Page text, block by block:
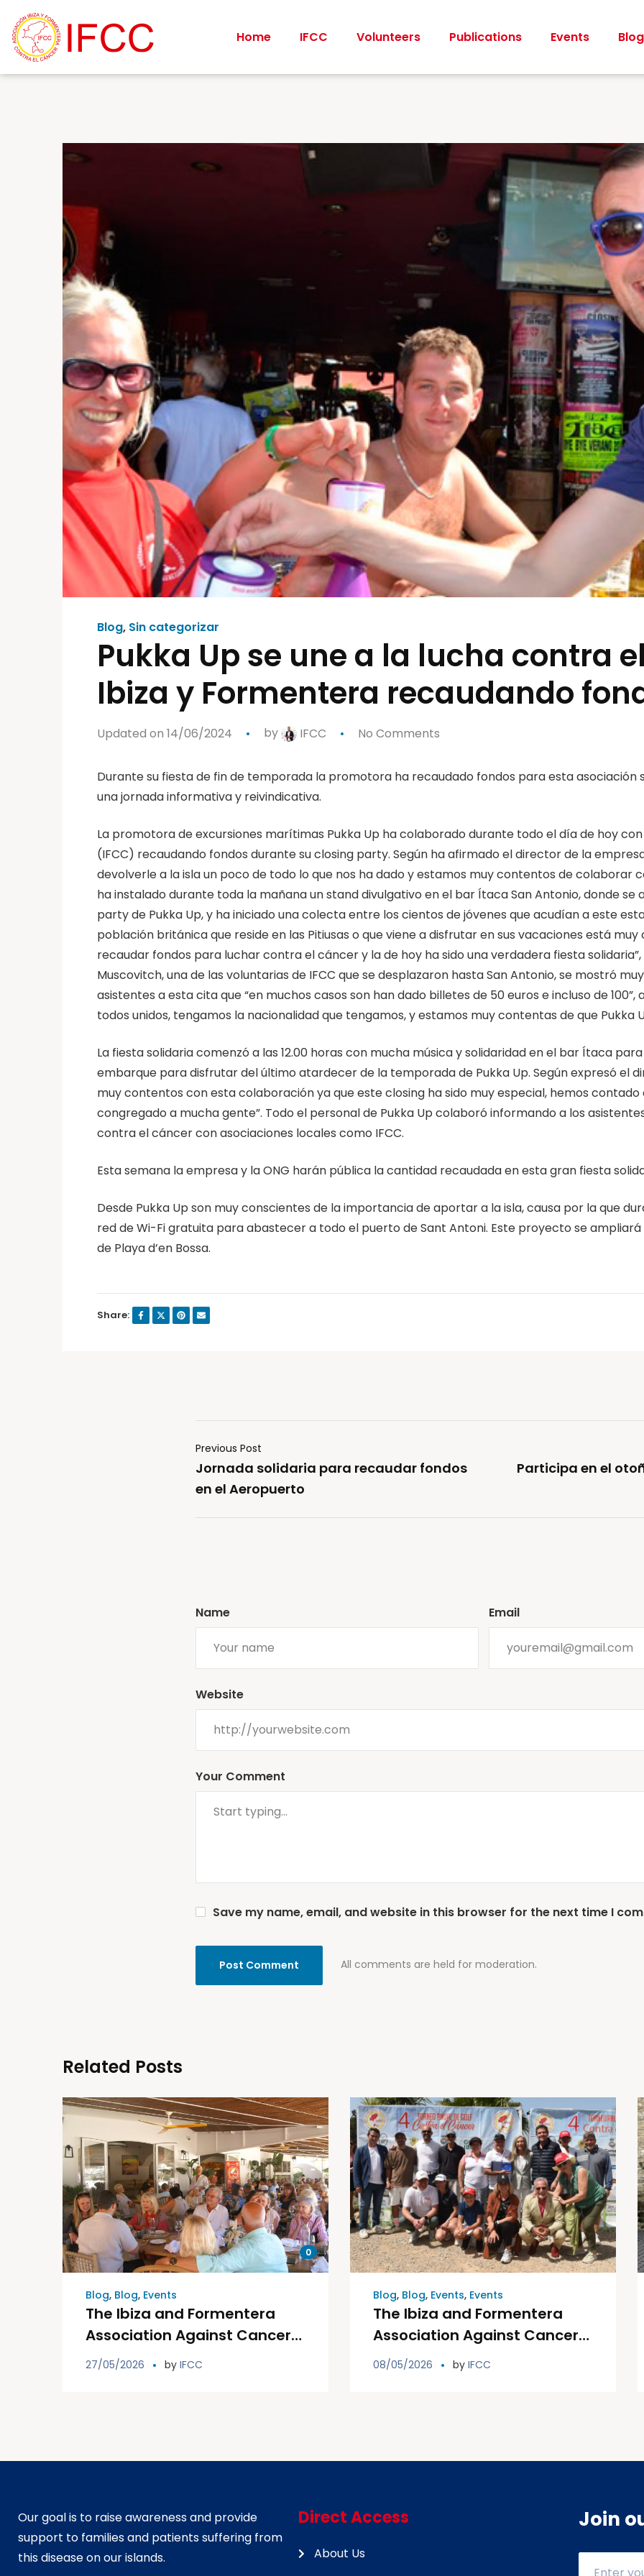
Home IFCC Volunteers Publications Events Blog
Blog, Sin categorizar
Pukka Up se une a la lucha contra
Ibiza y Formentera recaudando
Updated on 14/06/2024 by IFCC No Comments
Durante su fiesta de fin de temporada la promotora ha recaudado fondos para esta asociación
una jornada informativa y reivindicativa.
La promotora de excursiones marítimas Pukka Up ha colaborado durante todo el día de hoy
(IFCC) recaudando fondos durante su closing party. Según ha afirmado el director de la
devolverle a la isla un poco de todo lo que nos ha dado y estamos muy contentos de colaborar
ha instalado durante toda la mañana un stand divulgativo en el bar Ítaca San Antonio, donde
party de Pukka Up, y ha iniciado una colecta entre los cientos de jóvenes que acudían a este
población británica que reside en las Pitiusas o que viene a disfrutar en sus vacaciones está
recaudar fondos para luchar contra el cáncer y la de hoy ha sido una verdadera fiesta
Muscovitch, una de las voluntarias de IFCC que se desplazaron hasta San Antonio, se mostró
asistentes a esta cita que “en muchos casos son han dado billetes de 50 euros e incluso de
todos unidos, tengamos la nacionalidad que tengamos, y estamos muy contentas de que Pukka
La fiesta solidaria comenzó a las 12.00 horas con mucha música y solidaridad en el bar Ítaca
embarque para disfrutar del último atardecer de la temporada de Pukka Up. Según expresó el
muy contentos con esta colaboración ya que este closing ha sido muy especial, hemos
congregado a mucha gente”. Todo el personal de Pukka Up colaboró informando a los
contra el cáncer con asociaciones locales como IFCC.
Esta semana la empresa y la ONG harán pública la cantidad recaudada en esta gran fiesta
Desde Pukka Up son muy conscientes de la importancia de aportar a la isla, causa por la que
red de Wi-Fi gratuita para abastecer a todo el puerto de Sant Antoni. Este proyecto se
de Playa d’en Bossa.
Share:
Previous Post
Jornada solidaria para recaudar fondos
en el Aeropuerto
Participa en el
Your Comment
All comments are held for moderation.
Name Email
Website
Save my name, email, and website in this browser for the next time I
Related Posts
0
Blog, Blog, Events
The Ibiza and Formentera
Association Against Cancer
celebrates its 25th
27/05/2026 by IFCC
Blog, Blog, Events, Events
The Ibiza and Formentera
Association Against Cancer
is celebrating this Saturday
08/05/2026 by IFCC
Our goal is to raise awareness and provide
support to families and patients suffering from
this disease on our islands.
Direct Access
About Us
Join